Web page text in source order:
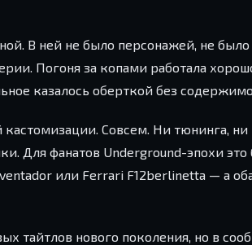
В ней не было персонажей, не
Погоня за копами работала
казалось оберткой без
Совсем. Ни тюнинга,
Для фанатов Underground-эпохи
или Ferrari F12berlinetta — а
тайтлов нового поколения, но в